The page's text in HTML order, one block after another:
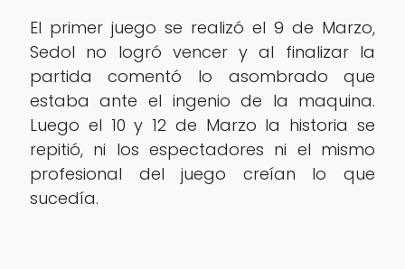
El primer juego se realizó el 9 de Marzo,
Sedol no logró vencer y al finalizar la
partida comentó lo asombrado que
estaba ante el ingenio de la maquina.
Luego el 10 y 12 de Marzo la historia se
repitió, ni los espectadores ni el mismo
profesional del juego creían lo que
sucedía.